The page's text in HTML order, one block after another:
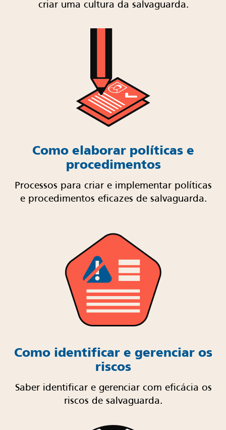
criar uma cultura da salvaguarda.
Como elaborar políticas e
procedimentos
Processos para criar e implementar políticas
e procedimentos eficazes de salvaguarda.
Como identificar e gerenciar os
riscos
Saber identificar e gerenciar com eficácia os
riscos de salvaguarda.